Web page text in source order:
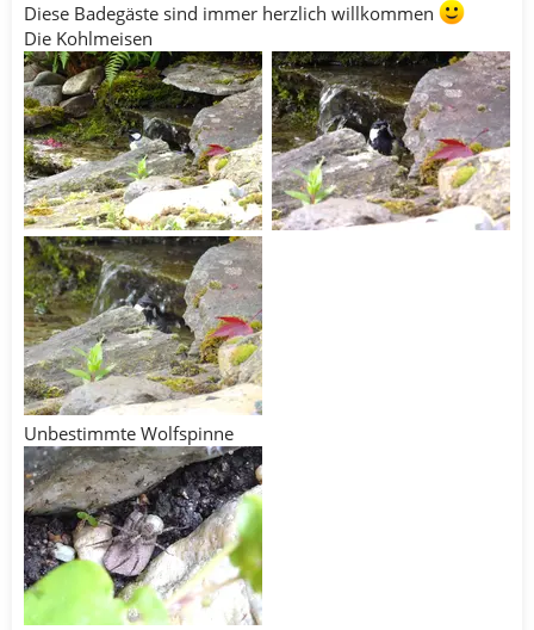
Diese Badegäste sind immer herzlich willkommen
Die Kohlmeisen
Unbestimmte Wolfspinne